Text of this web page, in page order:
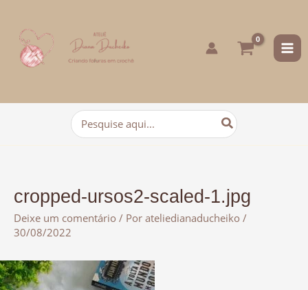
conteúdo
Procurar:
cropped-ursos2-scaled-1.jpg
Deixe um comentário / Por ateliedianaducheiko /
30/08/2022